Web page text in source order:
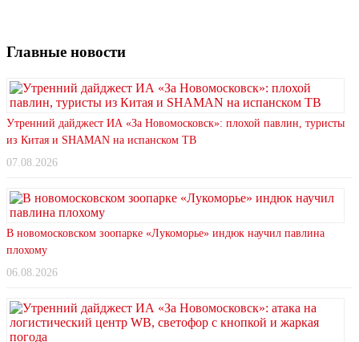
Главные новости
Утренний дайджест ИА «За Новомосковск»: плохой павлин, туристы
из Китая и SHAMAN на испанском ТВ
07.08.2026
В новомосковском зоопарке «Лукоморье» индюк научил павлина
плохому
06.08.2026